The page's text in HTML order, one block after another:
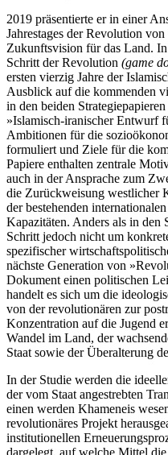
2019 präsentierte er in einer
Jahrestages der Revolution
Zukunftsvision für das Land.
Schritt der Revolution (game
ersten vierzig Jahre der
Ausblick auf die kommenden
in den beiden
»Islamisch-iranischer Ent­wurf
Ambitionen für die
formuliert und Ziele für die
Papiere enthalten zentrale
auch in der Ansprache zum
die Zu­rückweisung westlicher
der bestehenden
Kapazitäten. Anders als in den
Schritt jedoch nicht um
spezifischer
nächste Generation von
Dokument einen politi­schen
handelt es sich um die
von der revolutionären zur
Konzentration auf die Jugend
Wandel im Land, der
Staat sowie der Überalterung
In der Studie werden die
der vom Staat angestrebten
einen werden Khameneis
revolutionäres Projekt
institutionellen